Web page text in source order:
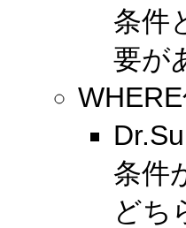
条件
要が
条件
どち